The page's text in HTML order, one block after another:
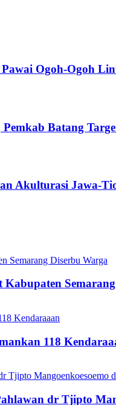
Ogoh-Ogoh
Batang
Akulturasi Jawa-
118
dr Tjipto